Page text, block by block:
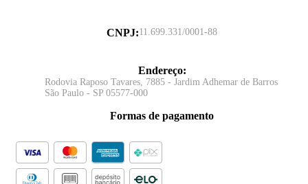
CNPJ:11.699.331/0001-88
Endereço:
Rodovia Raposo Tavares, 7885 - Jardim Adhemar de Barros
São Paulo - SP 05577-000
Formas de pagamento